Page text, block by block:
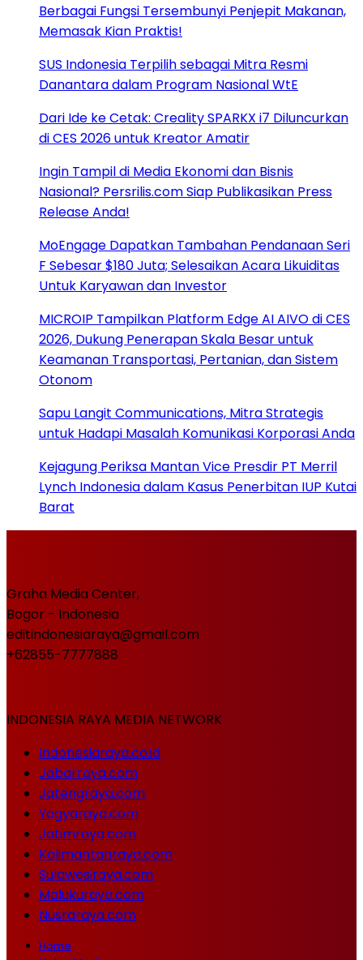
Berbagai Fungsi Tersembunyi Penjepit Makanan,
Memasak Kian Praktis!
SUS Indonesia Terpilih sebagai Mitra Resmi
Danantara dalam Program Nasional WtE
Dari Ide ke Cetak: Creality SPARKX i7 Diluncurkan
di CES 2026 untuk Kreator Amatir
Ingin Tampil di Media Ekonomi dan Bisnis
Nasional? Persrilis.com Siap Publikasikan Press
Release Anda!
MoEngage Dapatkan Tambahan Pendanaan Seri
F Sebesar $180 Juta; Selesaikan Acara Likuiditas
Untuk Karyawan dan Investor
MICROIP Tampilkan Platform Edge AI AIVO di CES
2026, Dukung Penerapan Skala Besar untuk
Keamanan Transportasi, Pertanian, dan Sistem
Otonom
Sapu Langit Communications, Mitra Strategis
untuk Hadapi Masalah Komunikasi Korporasi Anda
Kejagung Periksa Mantan Vice Presdir PT Merril
Lynch Indonesia dalam Kasus Penerbitan IUP Kutai
Barat
Graha Media Center,
Bogor - Indonesia
editindonesiaraya@gmail.com
+62855-7777888
INDONESIA RAYA MEDIA NETWORK
Indonesiaraya.co.id
Jabarraya.com
Jatengraya.com
Yogyaraya.com
Jatimraya.com
Kalimantanraya.com
Sulawesiraya.com
Malukuraya.com
Nusraraya.com
Home